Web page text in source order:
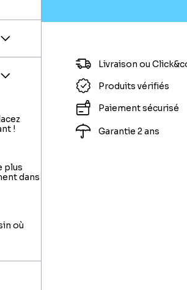
!
plus
dans
où
Livraison ou
Produits vérifiés
Paiement sécurisé
Garantie 2 ans